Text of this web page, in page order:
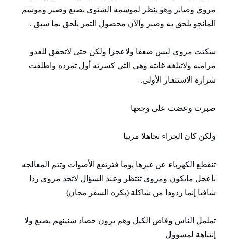
مروي وصابر وهو ينظر لموسمه الشتوي يضيع وصبر وموسم
المانجو يلحق به وصبر والآن محصول التمر يلحق بما سبق .
سكتت مروي ليس ضعفا ولاعجزا ولكن حتى لاتحقق للعدو
مراميه ولاتبلغه غايته وهي التي كسرته أول تمرده واطلقت
شرارة الاستنفار الأولى.
صبرت وعضت على وجعها
ولكن كان الجزاء تجاهلا مريبا
تنقطع الكهرباء عن غيرها يوما فترتفع الأصوات وتتم المعالجه
بأعجل مايكون ومروي تنتظر وعند السؤال لاتجد مروي ردا
شافيا إنما ردودا من شاكلة (بكره السفر مجان)
تململ الناس وفاض الكيل وهم يرون حصاد سنينهم يضيع ولا
إنتباهة لمسؤول